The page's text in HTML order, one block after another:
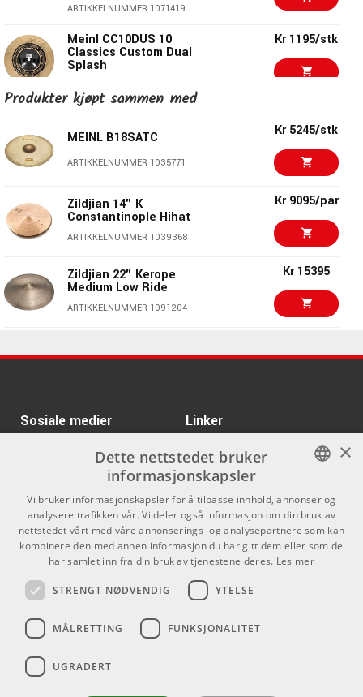
ARTIKKELNUMMER 1071419
Meinl CC10DUS 10
Classics Custom Dual
Splash
Kr 1195/stk
Hihat
ARTIKKELNUMMER 1073269
China
ARTIKKELNUMMER 1071497
Classics Custom Dual
Hihat
ARTIKKELNUMMER 1073263
Meinl FD18SD-TF
ARTIKKELNUMMER 1031110
Produkter kjøpt sammen med
MEINL B18SATC
ARTIKKELNUMMER 1035771
Kr 5245/stk
Zildjian 14" K
Constantinople Hihat
ARTIKKELNUMMER 1039368
Kr 9095/par
Zildjian 22" Kerope
Medium Low Ride
ARTIKKELNUMMER 1091204
Kr 15395
Constantinople
Zildjian K Custom
Special Dry Promo Set
ARTIKKELNUMMER 1057399
Zildjian K Series Paper
Thin Crash Pack
ARTIKKELNUMMER 1092617
Zildjian KS5791 K
ARTIKKELNUMMER 1066397
Kr 16750/pk
Zildjian 14" K Hihat
ARTIKKELNUMMER 1004442
Sosiale medier Linker
Om Oss
Kontakt oss
Kjøpsvilkår
Butikken
Varemerker
NORWEGIAN
×
Dette nettstedet bruker
informasjonskapsler
Vi bruker informasjonskapsler for å tilpasse innhold, annonser og
analysere trafikken vår. Vi deler også informasjon om din bruk av
nettstedet vårt med våre annonserings- og analysepartnere som kan
kombinere den med annen informasjon du har gitt dem eller som de
har samlet inn fra din bruk av tjenestene deres. Les mer
STRENGT NØDVENDIG YTELSE
MÅLRETTING FUNKSJONALITET
UGRADERT